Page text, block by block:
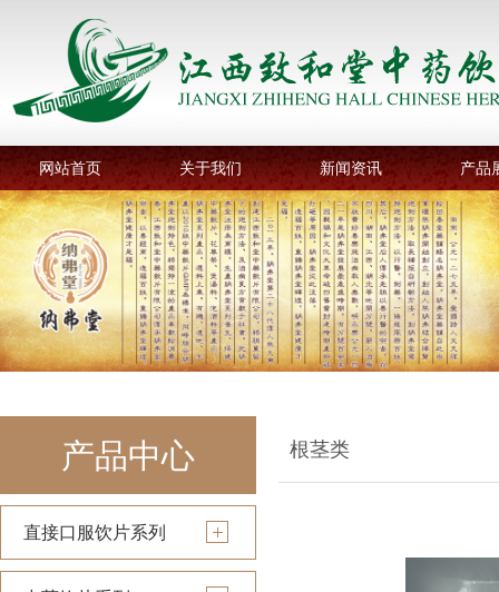
网站首页 关于我们 新闻资讯 产品
产品中心
直接口服饮片系列
根茎类